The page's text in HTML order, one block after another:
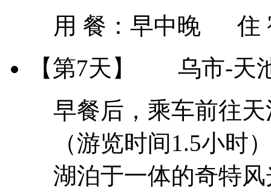
用 餐： 早中晚 住
【第7天】
乌市-天
早餐后，乘车前往
（游览时间1.5小时
湖泊于一体的奇特